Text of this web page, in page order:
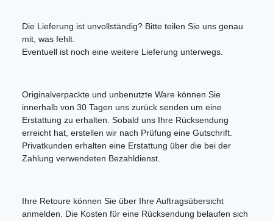
Die Lieferung ist unvollständig? Bitte teilen Sie uns genau
mit, was fehlt.
Eventuell ist noch eine weitere Lieferung unterwegs.
Originalverpackte und unbenutzte Ware können Sie
innerhalb von 30 Tagen uns zurück senden um eine
Erstattung zu erhalten. Sobald uns Ihre Rücksendung
erreicht hat, erstellen wir nach Prüfung eine Gutschrift.
Privatkunden erhalten eine Erstattung über die bei der
Zahlung verwendeten Bezahldienst.
Ihre Retoure können Sie über Ihre Auftragsübersicht
anmelden. Die Kosten für eine Rücksendung belaufen sich